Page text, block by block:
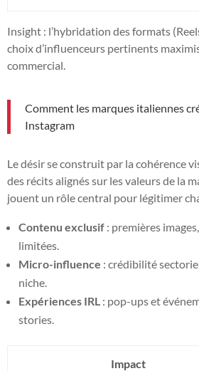
Insight : l’hybridation des formats
choix d’influenceurs pertinents
commercial.
Comment les marques italiennes
Instagram
Le désir se construit par la cohérence
des récits alignés sur les valeurs de la
jouent un rôle central pour légitimer
Contenu exclusif : premières
limitées.
Micro-influence : crédibilité
niche.
Expériences IRL : pop-ups et
stories.
Impact